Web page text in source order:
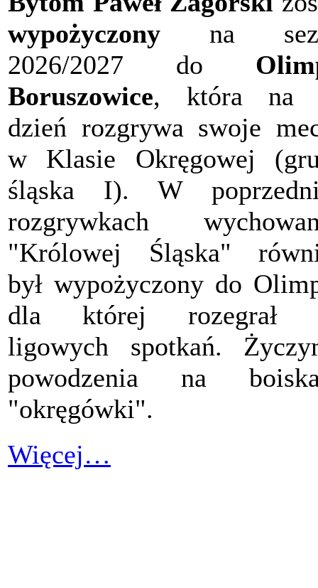
wypożyczony na
2026/2027 do
Boruszowice, która na
dzień rozgrywa swoje
w Klasie Okręgowej
śląska I). W
rozgrywkach
"Królowej Śląska"
był wypożyczony do
dla której rozegrał
ligowych spotkań.
powodzenia na
"okręgówki".
Więcej…